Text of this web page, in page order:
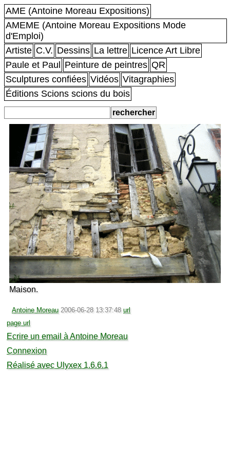
AME (Antoine Moreau Expositions)
AMEME (Antoine Moreau Expositions Mode
d'Emploi)
Artiste C.V. Dessins La lettre Licence Art Libre
Paule et Paul
Peinture de peintres QR
Sculptures confiées Vidéos Vitagraphies
Éditions Scions scions du bois
Maison.
Antoine Moreau 2006-06-28 13:37:48 url
page url
Ecrire un email à Antoine Moreau
Connexion
Réalisé avec Ulyxex 1.6.6.1